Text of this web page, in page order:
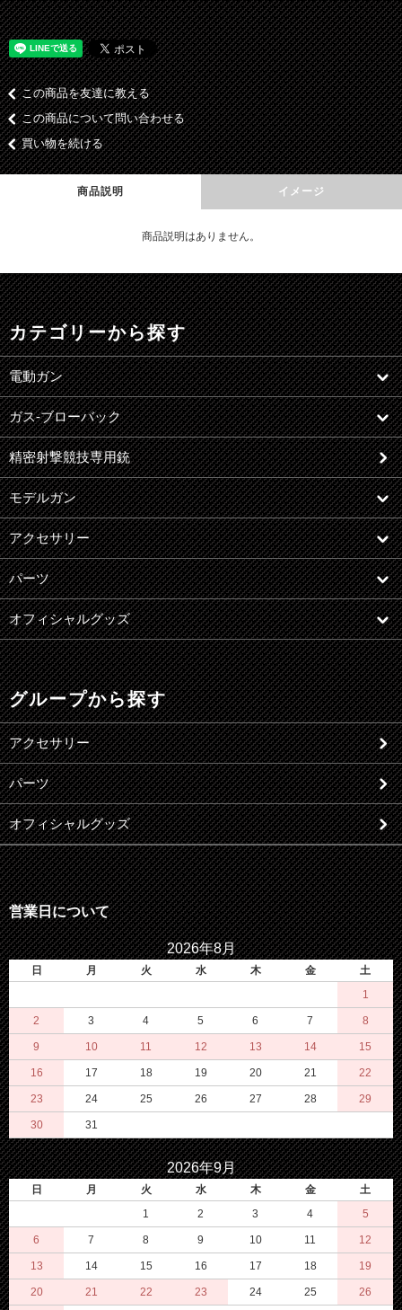
この商品を友達に教える
この商品について問い合わせる
買い物を続ける
商品説明 イメージ
商品説明はありません。
カテゴリーから探す
電動ガン
ガス-ブローバック
精密射撃競技専用銃
モデルガン
アクセサリー
パーツ
オフィシャルグッズ
グループから探す
アクセサリー
パーツ
オフィシャルグッズ
営業日について
2026年8月
日 月 火 水 木 金
土
1
2 3 4 5 6 7 8
9 10 11 12 13 14 15
16 17 18 19 20 21 22
23 24 25 26 27 28 29
30 31
2026年9月
日 月 火 水 木 金
土
1
2 3 4 5
6 7 8 9 10 11 12
13 14 15 16 17 18 19
20 21 22 23 24 25 26